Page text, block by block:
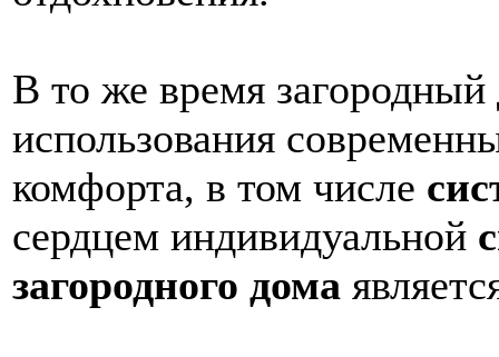
В то же время
использования
комфорта, в том числе
сердцем индивидуальной
загородного дома